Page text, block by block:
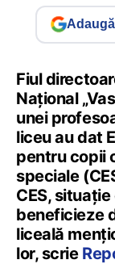
Fiul
Național
unei
liceu au dat
pentru copii
speciale
CES,
beneficieze
liceală
lor, scrie